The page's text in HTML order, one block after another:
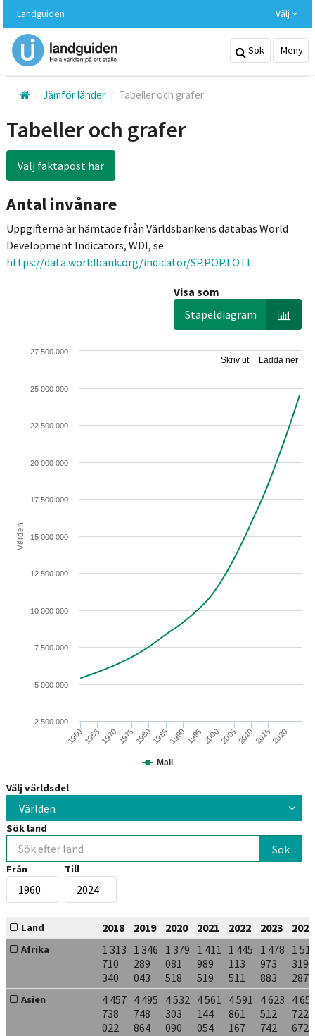
huvudinnehållet
Landguiden Välj
Sök Meny
Jämför länder Tabeller och grafer
Tabeller och grafer
Välj faktapost här
Antal invånare
Uppgifterna är hämtade från Världsbankens databas World
Development Indicators, WDI, se
https://data.worldbank.org/indicator/SP.POP.TOTL
Visa som
Stapeldiagram
Ladda ner
Skriv ut
Värden
Mali
1960 1980 2000 2020
196519701975 198519901995 200520102015
2 500 000
5 000 000
7 500 000
10 000 000
12 500 000
15 000 000
17 500 000
20 000 000
22 500 000
25 000 000
27 500 000
Välj världsdel
Världen
Sök land
Från Till
Land 2018 2019 2020 2021 2022 2023 2024
Afrika
1 313
710
340
1 346
289
043
1 379
081
518
1 411
989
519
1 445
113
511
1 478
973
883
1
319
287
Asien
4 457
738
022
4 495
748
864
4 532
303
090
4 561
144
054
4 591
861
167
4 623
512
742
4
722
672